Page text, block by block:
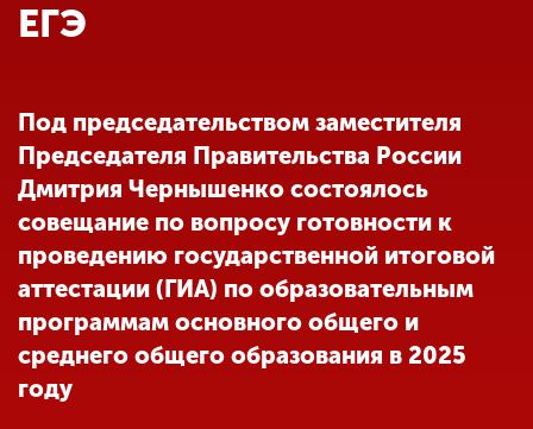
Международная
деятельность
Другие виды
деятельности
Студенческая жизнь
ЕГЭ
Под председательством заместителя
Председателя Правительства России
Дмитрия Чернышенко состоялось
совещание по вопросу готовности к
проведению государственной итоговой
аттестации (ГИА) по образовательным
программам основного общего и
среднего общего образования в 2025
году